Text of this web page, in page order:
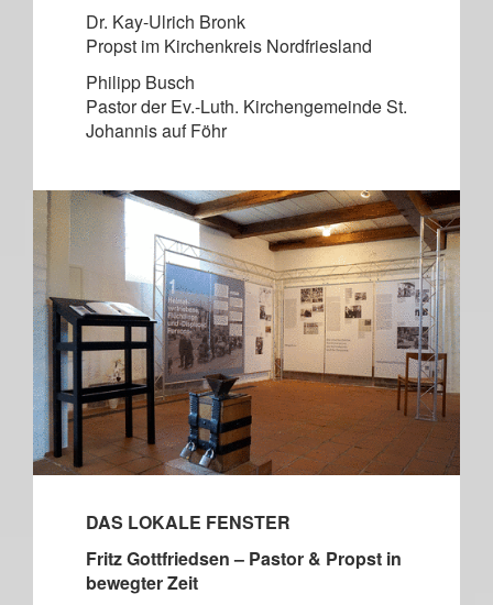
Dr. Kay-Ulrich Bronk
Propst im Kirchenkreis Nordfriesland
Philipp Busch
Pastor der Ev.-Luth. Kirchengemeinde St.
Johannis auf Föhr
DAS LOKALE FENSTER
Fritz Gottfriedsen – Pastor & Propst in
bewegter Zeit